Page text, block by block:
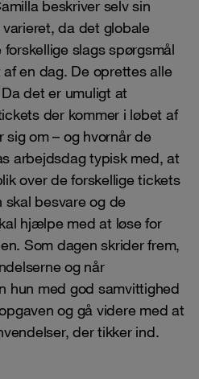
beskriver selv sin
da det globale
slags spørgsmål
en dag. De oprettes alle
det er umuligt at
der kommer i løbet af
om – og hvornår de
arbejdsdag typisk med, at
over de forskellige tickets
skal besvare og de
hjælpe med at løse for
Som dagen skrider frem,
og når
hun med god samvittighed
og gå videre med at
der tikker ind.